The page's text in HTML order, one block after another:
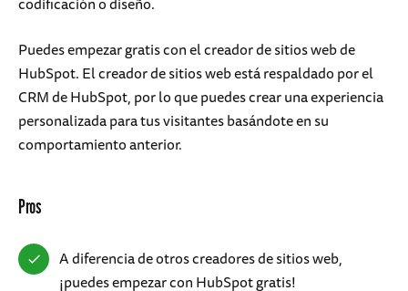
Puedes empezar gratis con el creador de sitios web de
HubSpot. El creador de sitios web está respaldado por el
CRM de HubSpot, por lo que puedes crear una experiencia
personalizada para tus visitantes basándote en su
comportamiento anterior.
Pros
A diferencia de otros creadores de sitios web,
¡puedes empezar con HubSpot gratis!